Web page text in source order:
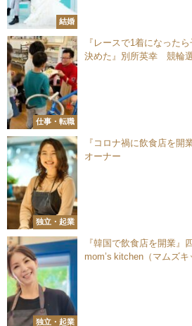
結婚
仕事・転職
『レースで1着になった
決めた』別所英幸 競輪
独立・起業
『コロナ禍に飲食店を
オーナー
独立・起業
『韓国で飲食店を開業』
mom’s kitchen（マムズ